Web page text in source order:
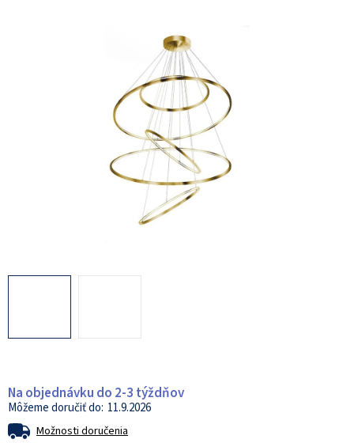
Na objednávku do 2-3 týždňov
11.9.2026
Možnosti doručenia